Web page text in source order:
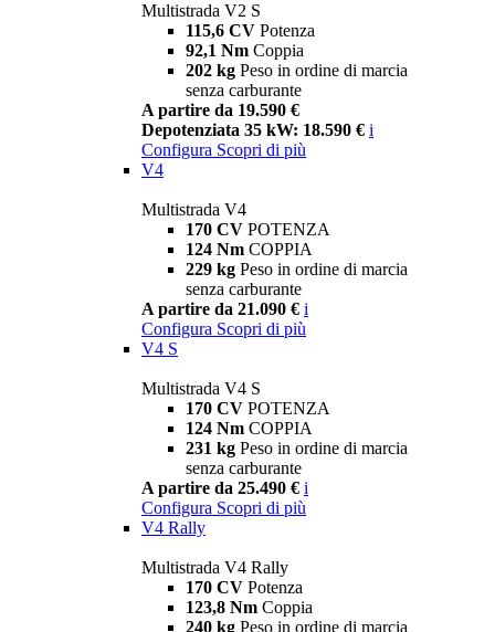
Multistrada V2 S
115,6 CV Potenza
92,1 Nm Coppia
202 kg Peso in ordine di marcia
senza carburante
A partire da 19.590 €
Depotenziata 35 kW: 18.590 € i
Configura Scopri di più
V4
Multistrada V4
170 CV POTENZA
124 Nm COPPIA
229 kg Peso in ordine di marcia
senza carburante
A partire da 21.090 € i
Configura Scopri di più
V4 S
Multistrada V4 S
170 CV POTENZA
124 Nm COPPIA
231 kg Peso in ordine di marcia
senza carburante
A partire da 25.490 € i
Configura Scopri di più
V4 Rally
Multistrada V4 Rally
170 CV Potenza
123,8 Nm Coppia
240 kg Peso in ordine di marcia